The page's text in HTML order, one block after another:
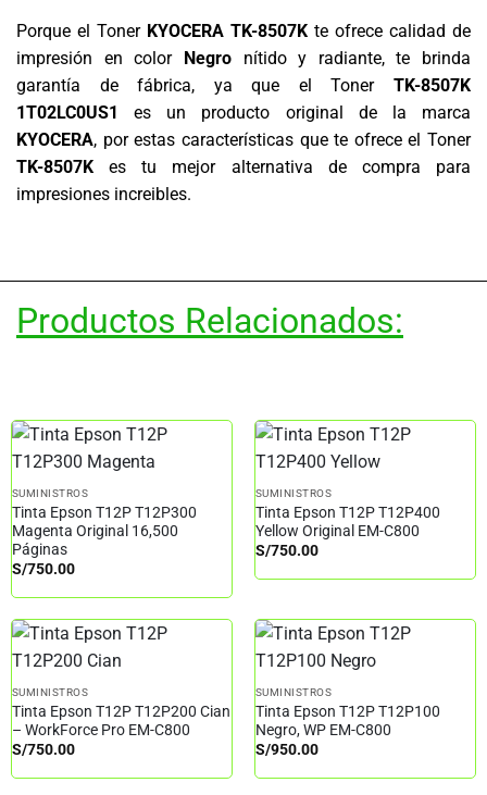
Porque el Toner KYOCERA TK-8507K te ofrece calidad de
impresión en color Negro nítido y radiante, te brinda
garantía de fábrica, ya que el Toner TK-8507K
1T02LC0US1es un producto original de la marca
KYOCERA, por estas características que te ofrece el Toner
TK-8507K
es tu mejor alternativa de compra para
impresiones increibles.
Productos Relacionados:
SUMINISTROS
Tinta Epson T12P T12P300
Magenta Original 16,500
Páginas
S/750.00
SUMINISTROS
Tinta Epson T12P T12P400
Yellow Original EM-C800
S/750.00
SUMINISTROS
Tinta Epson T12P T12P200 Cian
– WorkForce Pro EM-C800
S/750.00
SUMINISTROS
Tinta Epson T12P T12P100
Negro, WP EM-C800
S/950.00